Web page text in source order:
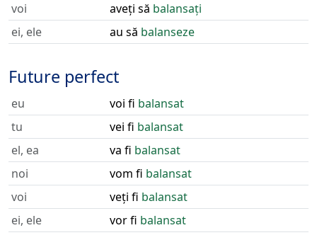
voi
aveți să balansați
ei, ele
au să balanseze
Future perfect
eu voi fi balansat
tu
vei fi balansat
el, ea
va fi balansat
noi
vom fi balansat
voi
veți fi balansat
ei, ele
vor fi balansat